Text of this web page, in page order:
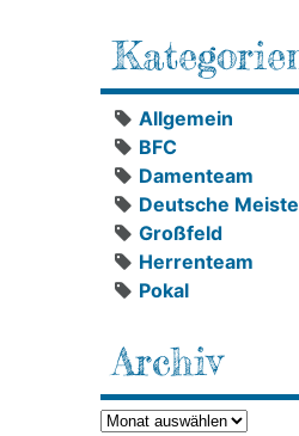
Allgemein
BFC
Damenteam
Deutsche
Großfeld
Herrenteam
Pokal
Archiv
Archiv